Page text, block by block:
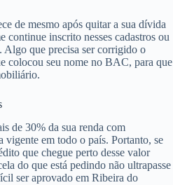
de mesmo após quitar a sua dívida
continue inscrito nesses cadastros ou
Algo que precisa ser corrigido o
colocou seu nome no BAC, para que
de 30% da sua renda com
vigente em todo o país. Portanto, se
que chegue perto desse valor
do que está pedindo não ultrapasse
ser aprovado em Ribeira do